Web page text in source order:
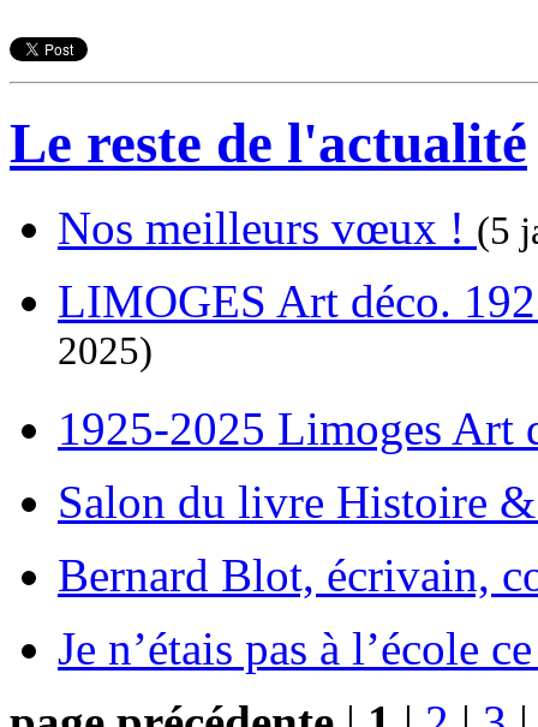
Le reste de l'actualité
Nos meilleurs vœux ! (5
LIMOGES Art déco.
2025)
1925-2025 Limoges Art
Salon du livre Histoire
Bernard Blot, écrivain,
Je n’étais pas à l’école